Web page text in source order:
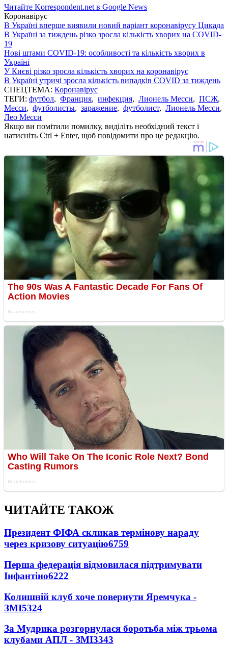
Читайте Korrespondent.net в Google News
Коронавірус
В Україні вперше виявили новий варіант коронавірусу Цикада
В Україні за тиждень різко зросла кількість хворих на COVID-
19
Нові штами COVID-19: особливості та кількість хворих в
Україні
У Києві різко зросла кількість хворих на коронавірус
В Україні утричі зросла кількість випадків COVID за тиждень
СПЕЦТЕМА: Коронавірус
ТЕГИ: футбол, Франция, инфекция, Лионель Месси, ПСЖ,
Месси, футболисты, заражение, футболист, Лионель Месси,
Лео Месси
Якщо ви помітили помилку, виділіть необхідний текст і
натисніть Ctrl + Enter, щоб повідомити про це редакцію.
ЧИТАЙТЕ ТАКОЖ
Президент ФІФА скликав термінову нараду
через кризову ситуацію6759
Перша федерація відмовилася підтримувати
Інфантіно6222
Колишній клуб хоче повернути Яремчука -
ЗМІ5324
За Мудрика розгорнулася боротьба між трьома
клубами АПЛ - ЗМІ3343